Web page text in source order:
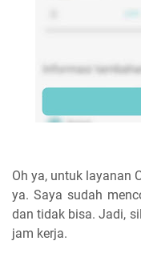
Oh ya, untuk layanan
ya. Saya sudah
dan tidak bisa. Jadi,
jam kerja.